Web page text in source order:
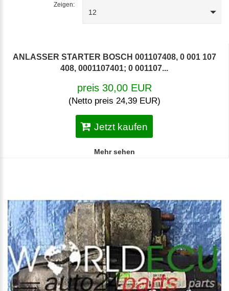
Zeigen:
12
ANLASSER STARTER BOSCH 001107408, 0 001 107
408, 0001107401; 0 001107...
preis 30,00 EUR
(Netto preis 24,39 EUR)
Jetzt kaufen
Mehr sehen